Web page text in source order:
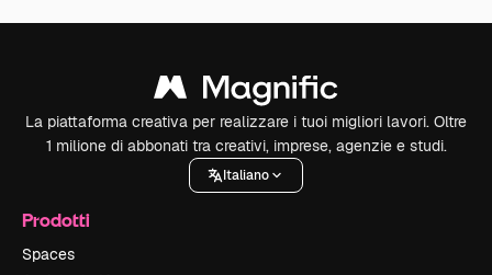
La piattaforma creativa per realizzare i tuoi migliori lavori. Oltre
1 milione di abbonati tra creativi, imprese, agenzie e studi.
Italiano
Prodotti
Spaces